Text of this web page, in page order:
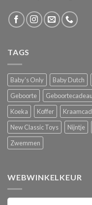
TAGS
Baby's Only Baby Dutch
Geboorte
Geboortecadeau
Koeka
Koffer
New Classic Toys
Nijntje
Zwemmen
WEBWINKELKEUR